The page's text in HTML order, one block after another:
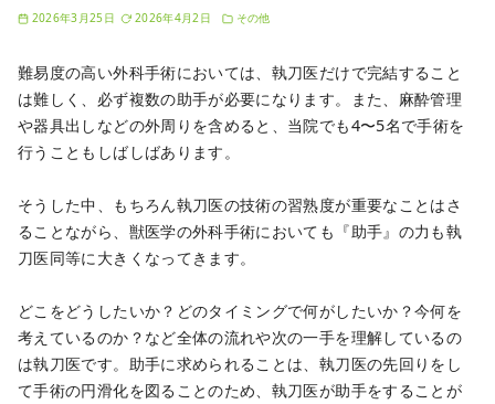
2026年3月25日 2026年4月2日 その他
難易度の高い外科手術においては、執刀医だけで完結すること
は難しく、必ず複数の助手が必要になります。また、麻酔管理
や器具出しなどの外周りを含めると、当院でも4〜5名で手術を
行うこともしばしばあります。
そうした中、もちろん執刀医の技術の習熟度が重要なことはさ
ることながら、獣医学の外科手術においても『助手』の力も執
刀医同等に大きくなってきます。
どこをどうしたいか？どのタイミングで何がしたいか？今何を
考えているのか？など全体の流れや次の一手を理解しているの
は執刀医です。助手に求められることは、執刀医の先回りをし
て手術の円滑化を図ることのため、執刀医が助手をすることが